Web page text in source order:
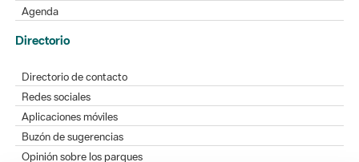
Agenda
Directorio
Directorio de contacto
Redes sociales
Aplicaciones móviles
Buzón de sugerencias
Opinión sobre los parques